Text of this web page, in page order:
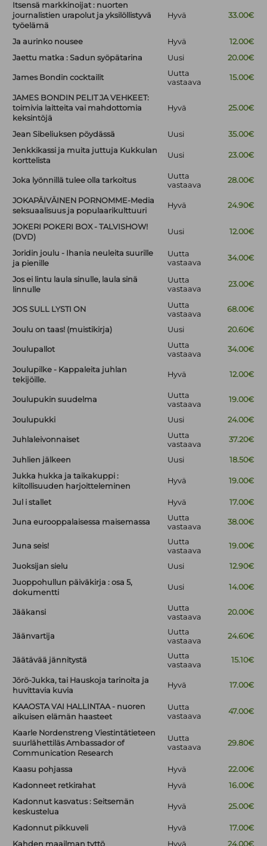
Itsensä markkinoijat : nuorten
journalistien urapolut ja yksilöllistyvä
työelämä
Hyvä 33.00€
Ja aurinko nousee Hyvä
12.00€
Jaettu matka : Sadun syöpätarina
Uusi 20.00€
James Bondin cocktailit
Uutta
vastaava
15.00€
JAMES BONDIN PELIT JA VEHKEET:
toimivia laitteita vai mahdottomia
keksintöjä
Hyvä 25.00€
Jean Sibeliuksen pöydässä Uusi
35.00€
Jenkkikassi ja muita juttuja Kukkulan
korttelista
Uusi 23.00€
Joka lyönnillä tulee olla tarkoitus
Uutta
vastaava
28.00€
JOKAPÄIVÄINEN PORNOMME-Media
seksuaalisuus ja populaarikulttuuri
Hyvä 24.90€
JOKERI POKERI BOX - TALVISHOW!
(DVD)
Uusi 12.00€
Joridin joulu - Ihania neuleita suurille
ja pienille
Uutta
vastaava
34.00€
Jos ei lintu laula sinulle, laula sinä
linnulle
Uutta
vastaava
23.00€
JOS SULL LYSTI ON
Uutta
vastaava
68.00€
Joulu on taas! (muistikirja) Uusi 20.60€
Joulupallot
Uutta
vastaava
34.00€
Joulupilke - Kappaleita juhlan
tekijöille.
Hyvä 12.00€
Joulupukin suudelma
Uutta
vastaava
19.00€
Joulupukki Uusi 24.00€
Juhlaleivonnaiset
Uutta
vastaava
37.20€
Juhlien jälkeen Uusi
18.50€
Jukka hukka ja taikakuppi :
kiitollisuuden harjoitteleminen
Hyvä 19.00€
Jul i stallet Hyvä 17.00€
Juna eurooppalaisessa maisemassa
Uutta
vastaava
38.00€
Juna seis!
Uutta
vastaava
19.00€
Juoksijan sielu Uusi
12.90€
Juoppohullun päiväkirja : osa 5,
dokumentti
Uusi 14.00€
Jääkansi
Uutta
vastaava
20.00€
Jäänvartija
Uutta
vastaava
24.60€
Jäätävää jännitystä
Uutta
vastaava
15.10€
Jörö-Jukka, tai Hauskoja tarinoita ja
huvittavia kuvia
Hyvä 17.00€
KAAOSTA VAI HALLINTAA - nuoren
aikuisen elämän haasteet
Uutta
vastaava
47.00€
Kaarle Nordenstreng Viestintätieteen
suurlähettiläs Ambassador of
Communication Research
Uutta
vastaava
29.80€
Kaasu pohjassa Hyvä
22.00€
Kadonneet retkirahat
Hyvä
16.00€
Kadonnut kasvatus : Seitsemän
keskustelua
Hyvä 25.00€
Kadonnut pikkuveli Hyvä
17.00€
Kahden maailman tyttö
Hyvä 24.00€